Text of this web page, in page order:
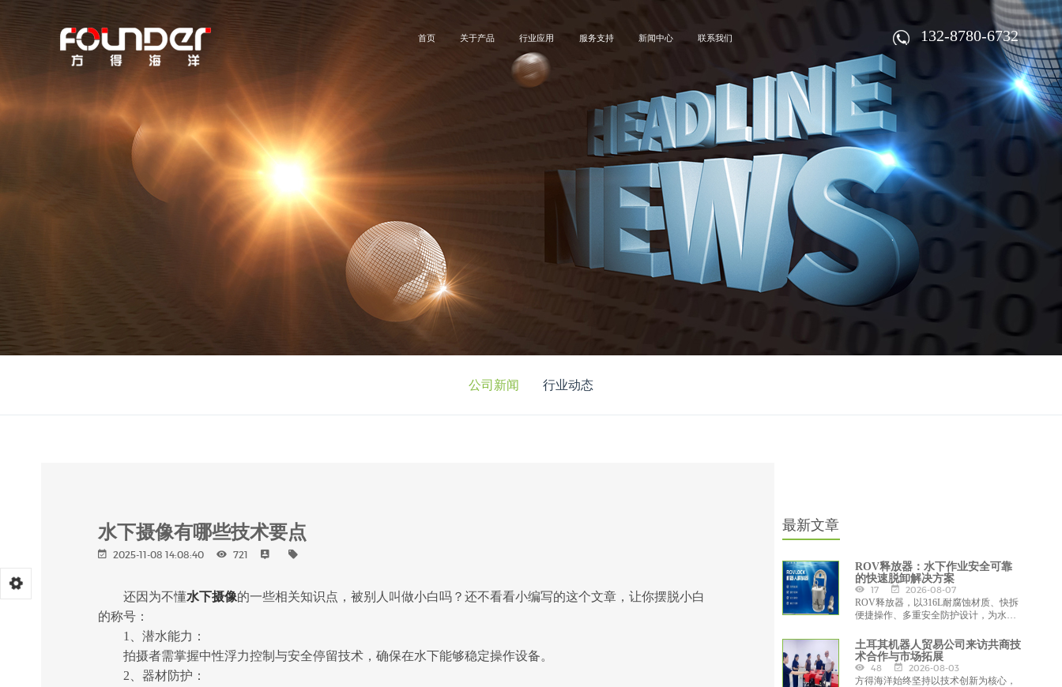
首页 关于产品 行业应用 服务支持 新闻中心 联系我们 132-8780-6732
公司新闻 行业动态
水下摄像有哪些技术要点
2025-11-08 14:08:40 721
还因为不懂水下摄像的一些相关知识点，被别人叫做小白吗？还不看看小编写的这个文章，让你摆脱小白
的称号：
1、潜水能力：
拍摄者需掌握中性浮力控制与安全停留技术，确保在水下能够稳定操作设备。
2、器材防护：
最新文章
ROV释放器：水下作业安全可靠
的快速脱卸解决方案
17
2026-08-07
ROV释放器，以316L耐腐蚀材质、快拆
便捷操作、多重安全防护设计，为水下
土耳其机器人贸易公司来访共商技
术合作与市场拓展
48
2026-08-03
方得海洋始终坚持以技术创新为核心，